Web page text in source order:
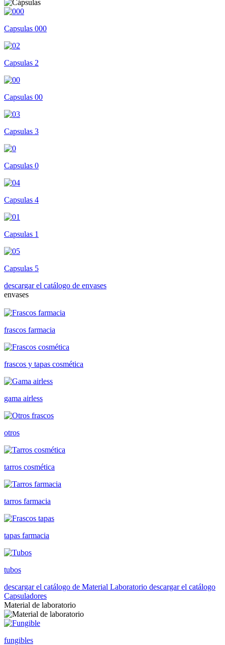
Capsulas 000
Capsulas 2
Capsulas 00
Capsulas 3
Capsulas 0
Capsulas 4
Capsulas 1
Capsulas 5
descargar el catálogo de envases
envases
frascos farmacia
frascos y tapas cosmética
gama airless
otros
tarros cosmética
tarros farmacia
tapas farmacia
tubos
descargar el catálogo de Material Laboratorio descargar el catálogo
Capsuladores
Material de laboratorio
fungibles